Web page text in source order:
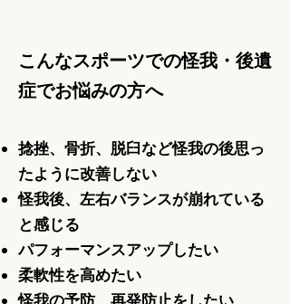
こんなスポーツでの怪我・後遺
症でお悩みの方へ
捻挫、骨折、脱臼など怪我の後思っ
たように改善しない
怪我後、左右バランスが崩れている
と感じる
パフォーマンスアップしたい
柔軟性を高めたい
怪我の予防、再発防止をしたい